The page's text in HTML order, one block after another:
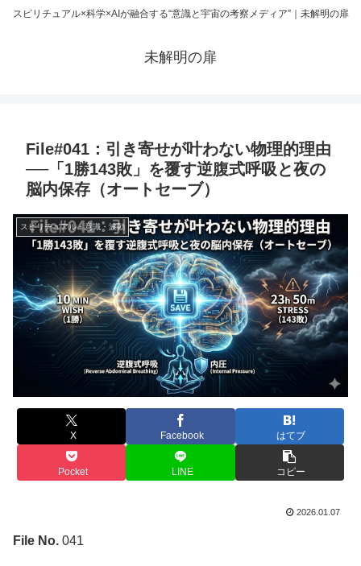
スピリチュアル×科学×AIが融合する“意識と宇宙の考察メディア”｜未解明の扉
未解明の扉
File#041：引き寄せが叶わない物理的理由
──「1勝143敗」を覆す逆腹式呼吸と夜の
脳内保存（オートセーブ）
スピリチュアル・意識・波動
X Facebook はてブ
Pocket LINE コピー
2026.01.07
File No. 041